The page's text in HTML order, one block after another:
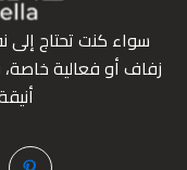
سواء كنت تحتاج إلى
زفاف أو فعالية